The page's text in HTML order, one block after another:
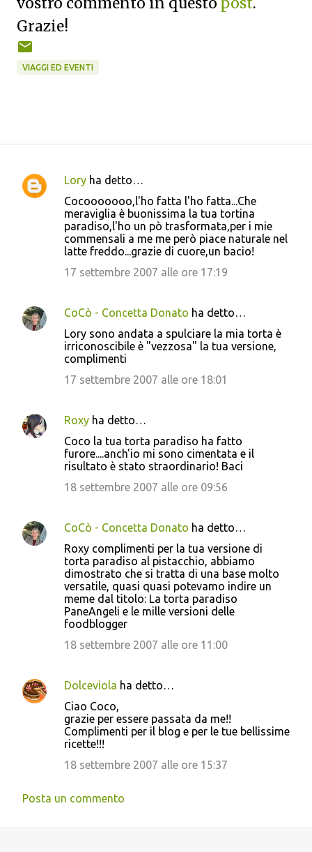
Grazie!
VIAGGI ED EVENTI
C
t
i
Lory ha detto…
Cocooooooo,l'ho fatta l'ho fatta...Che
meraviglia è buonissima la tua tortina
paradiso,l'ho un pò trasformata,per i mie
commensali a me me però piace naturale nel
latte freddo...grazie di cuore,un bacio!
17 settembre 2007 alle ore 17:19
CoCò - Concetta Donato ha detto…
Lory sono andata a spulciare la mia torta è
irriconoscibile è "vezzosa" la tua versione,
complimenti
17 settembre 2007 alle ore 18:01
Roxy ha detto…
Coco la tua torta paradiso ha fatto
furore....anch'io mi sono cimentata e il
risultato è stato straordinario! Baci
18 settembre 2007 alle ore 09:56
CoCò - Concetta Donato ha detto…
Roxy complimenti per la tua versione di
torta paradiso al pistacchio, abbiamo
dimostrato che si tratta di una base molto
versatile, quasi quasi potevamo indire un
meme dal titolo: La torta paradiso
PaneAngeli e le mille versioni delle
foodblogger
18 settembre 2007 alle ore 11:00
Dolceviola ha detto…
Ciao Coco,
grazie per essere passata da me!!
Complimenti per il blog e per le tue bellissime
ricette!!!
18 settembre 2007 alle ore 15:37
Posta un commento